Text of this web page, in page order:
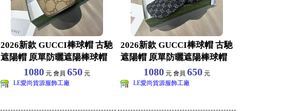
2026新款 GUCCI棒球帽 古馳
遮陽帽 原單防曬遮陽棒球帽
批發 旅1080元 會員 650元
LE愛尚貨源服飾工廠
2026新款 GUCCI棒球帽 古馳
遮陽帽 原單防曬遮陽棒球帽
批發 旅1080元 會員 650元
LE愛尚貨源服飾工廠